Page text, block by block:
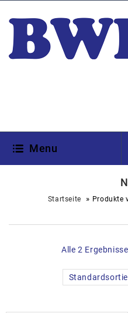
Menu
Startseite » Produkte
Alle 2